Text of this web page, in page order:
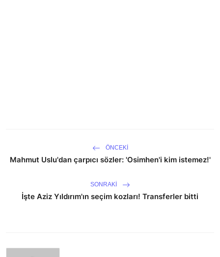
ÖNCEKI
Mahmut Uslu'dan çarpıcı sözler: 'Osimhen'i kim istemez!'
SONRAKI
İşte Aziz Yıldırım'ın seçim kozları! Transferler bitti